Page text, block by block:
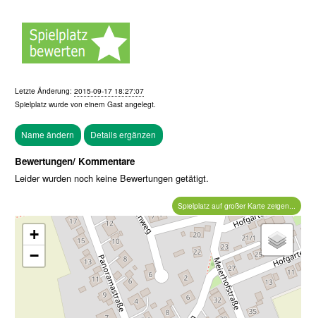
Letzte Änderung: 2015-09-17 18:27:07
Spielplatz wurde von einem Gast angelegt.
Bewertungen/ Kommentare
Leider wurden noch keine Bewertungen getätigt.
Spielplatz auf großer Karte zeigen...
+
−